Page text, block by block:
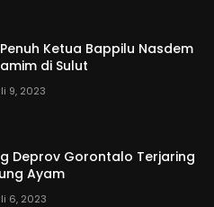
Ketua Bappilu Nasdem
di Sulut
9, 2023
Deprov Gorontalo Terjaring
Ayam
6, 2023